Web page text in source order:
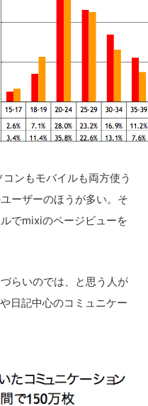
ンもモバイルも両方使う
ーザーのほうが多い。そ
でmixiのページビューを
らいのでは、と思う人が
日記中心のコミュニケー